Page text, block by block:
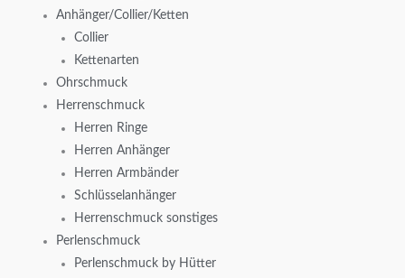
Anhänger/Collier/Ketten
Collier
Kettenarten
Ohrschmuck
Herrenschmuck
Herren Ringe
Herren Anhänger
Herren Armbänder
Schlüsselanhänger
Herrenschmuck sonstiges
Perlenschmuck
Perlenschmuck by Hütter